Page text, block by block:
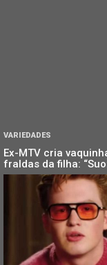
VARIEDADES
Ex-MTV cria
fraldas da filha: